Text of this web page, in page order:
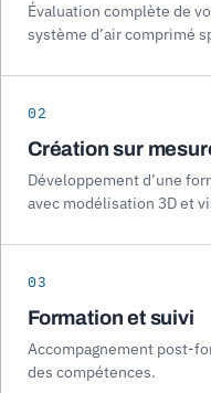
Évaluation complète de
système d’air comprimé
02
Création sur
Développement d’une
avec modélisation 3D et
03
Formation et suivi
Accompagnement post-
des compétences.